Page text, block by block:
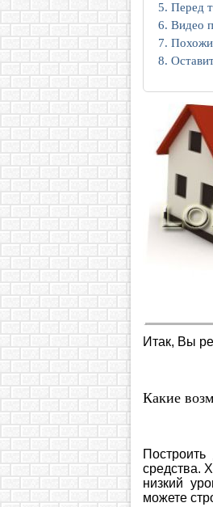
Перед
Видео
Итак, Вы
Какие
средства.
низкий
можете